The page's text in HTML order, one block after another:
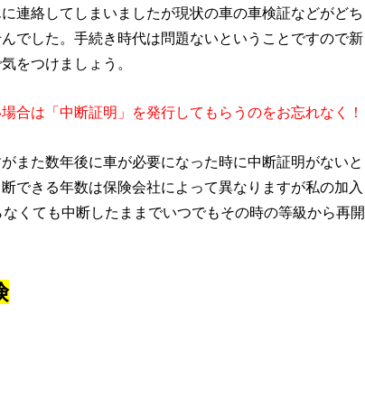
連絡してしまいましたが現状の車の車検証などがどち
でした。手続き時代は問題ないということですので新
をつけましょう。
合は「中断証明」を発行してもらうのをお忘れなく！
また数年後に車が必要になった時に中断証明がないと
できる年数は保険会社によって異なりますが私の加入
くても中断したままでいつでもその時の等級から再開